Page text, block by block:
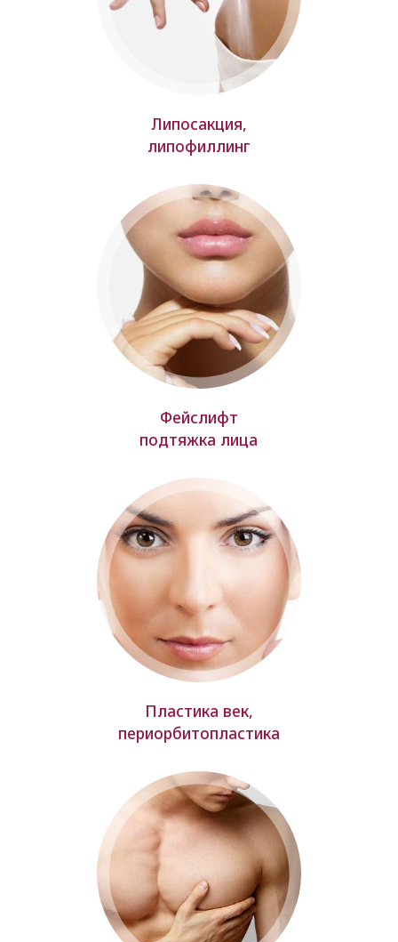
Липосакция,
липофиллинг
Фейслифт
подтяжка лица
Пластика век,
периорбитопластика